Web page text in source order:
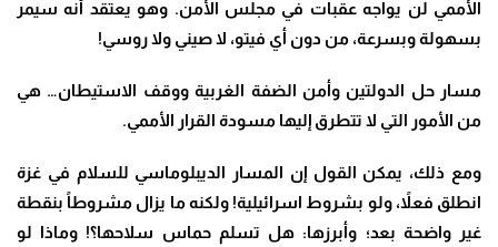
الأممي لن يواجه عقبات في مجلس الأمن. وهو يعتقد أنه سيمر
بسهولة وبسرعة، من دون أي فيتو، لا صيني ولا روسي!
مسار حل الدولتين وأمن الضفة الغربية ووقف الاستيطان… هي
من الأمور التي لا تتطرق إليها مسودة القرار الأممي.
ومع ذلك، يمكن القول إن المسار الديبلوماسي للسلام في غزة
انطلق فعلاً، ولو بشروط اسرائيلية! ولكنه ما يزال مشروطاً بنقطة
غير واضحة بعد؛ وأبرزها: هل تسلم حماس سلاحها؟! وماذا لو